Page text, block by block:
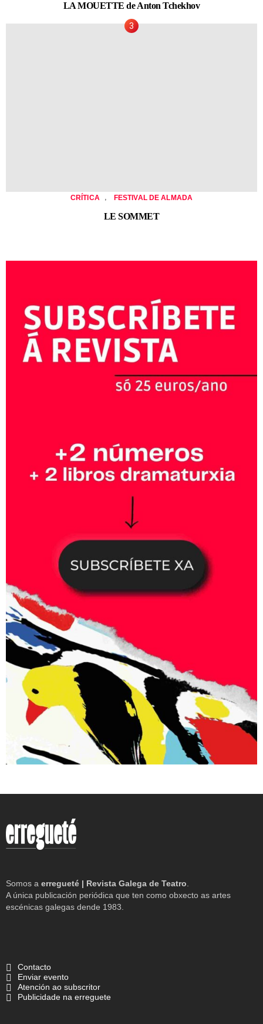
LA MOUETTE de Anton Tchekhov
CRÍTICA , FESTIVAL DE ALMADA
LE SOMMET
Somos a erregueté | Revista Galega de Teatro
A única publicación periódica que ten como obxecto as artes
escénicas galegas dende 1983.
Contacto
Enviar evento
Atención ao subscritor
Publicidade na erreguete